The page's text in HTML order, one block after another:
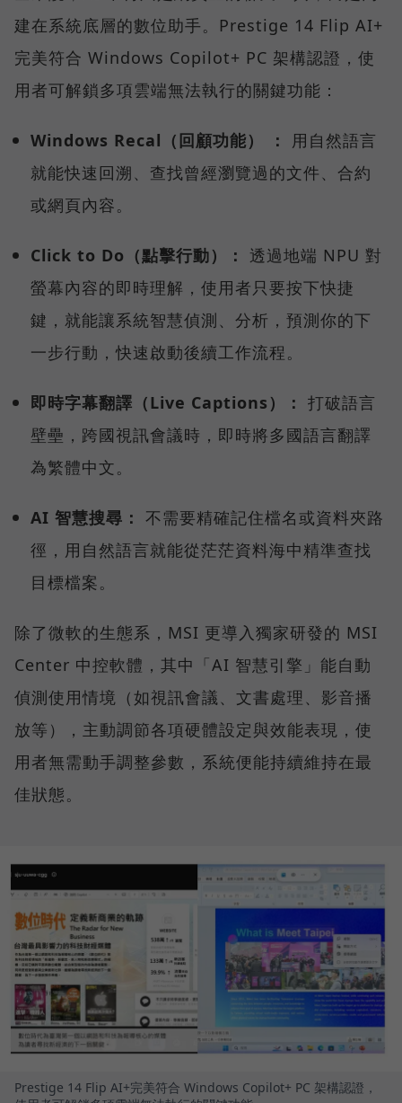
建在系統底層的數位助手。Prestige 14 Flip AI+
完美符合 Windows Copilot+ PC 架構認證，使
用者可解鎖多項雲端無法執行的關鍵功能：
Windows Recal（回顧功能） ：
用自然語言
就能快速回溯、查找曾經瀏覽過的文件、合約
或網頁內容。
Click to Do（點擊行動）： 透過地端 NPU 對
螢幕內容的即時理解，使用者只要按下快捷
鍵，就能讓系統智慧偵測、分析，預測你的下
一步行動，快速啟動後續工作流程。
即時字幕翻譯（Live Captions）： 打破語言
壁壘，跨國視訊會議時，即時將多國語言翻譯
為繁體中文。
AI 智慧搜尋： 不需要精確記住檔名或資料夾路
徑，用自然語言就能從茫茫資料海中精準查找
目標檔案。
除了微軟的生態系，MSI 更導入獨家研發的 MSI
Center 中控軟體，其中「AI 智慧引擎」能自動
偵測使用情境（如視訊會議、文書處理、影音播
放等），主動調節各項硬體設定與效能表現，使
用者無需動手調整參數，系統便能持續維持在最
佳狀態。
Prestige 14 Flip AI+完美符合 Windows Copilot+ PC 架構認證，